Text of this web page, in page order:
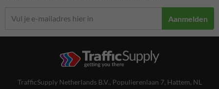
Aanmelden
TrafficSupply Netherlands B.V., Populierenlaan 7, Hattem, NL